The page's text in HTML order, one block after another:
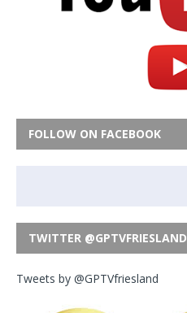
FOLLOW ON FACEBOOK
TWITTER @GPTVFRIESLAND
Tweets by @GPTVfriesland